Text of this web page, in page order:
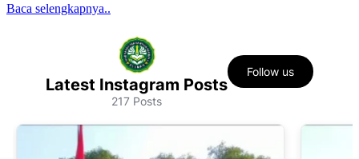
Baca selengkapnya..